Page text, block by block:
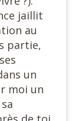
jaillit
au
partie,
un
moi un